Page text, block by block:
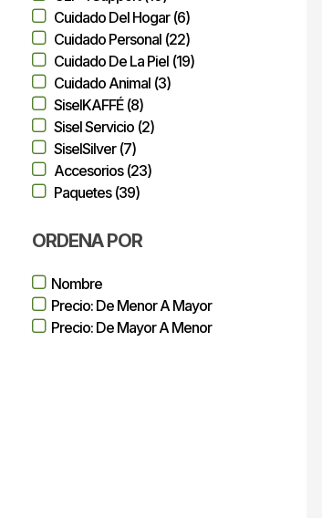
Cuidado Del Hogar (6)
Cuidado Personal (22)
Cuidado De La Piel (19)
Cuidado Animal (3)
SiselKAFFÉ (8)
Sisel Servicio (2)
SiselSilver (7)
Accesorios (23)
Paquetes (39)
ORDENA POR
Nombre
Precio: De Menor A Mayor
Precio: De Mayor A Menor